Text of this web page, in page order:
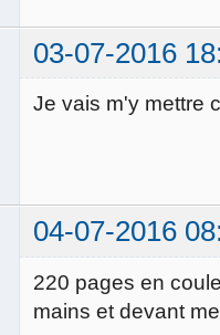
03-07-2016
Je vais m'y mettre
04-07-2016
220 pages en
mains et devant